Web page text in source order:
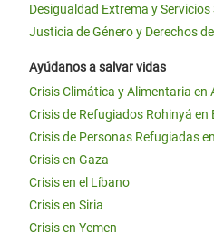
Desigualdad Extrema y
Justicia de Género y Derechos
Ayúdanos a salvar vidas
Crisis Climática y Alimentaria en
Crisis de Refugiados Rohinyá en
Crisis de Personas Refugiadas
Crisis en Gaza
Crisis en el Líbano
Crisis en Siria
Crisis en Yemen